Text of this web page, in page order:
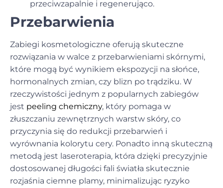
przeciwzapalnie i regenerująco.
Przebarwienia
Zabiegi kosmetologiczne oferują skuteczne
rozwiązania w walce z przebarwieniami skórnymi,
które mogą być wynikiem ekspozycji na słońce,
hormonalnych zmian, czy blizn po trądziku. W
rzeczywistości jednym z popularnych zabiegów
jest peeling chemiczny, który pomaga w
złuszczaniu zewnętrznych warstw skóry, co
przyczynia się do redukcji przebarwień i
wyrównania kolorytu cery. Ponadto inną skuteczną
metodą jest laseroterapia, która dzięki precyzyjnie
dostosowanej długości fali światła skutecznie
rozjaśnia ciemne plamy, minimalizując ryzyko